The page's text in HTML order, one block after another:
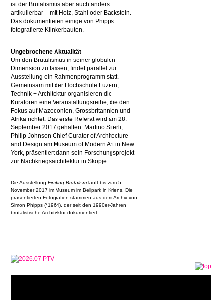
ist der Brutalismus aber auch anders
artikulierbar – mit Holz, Stahl oder Backstein.
Das dokumentieren einige von Phipps
fotografierte Klinkerbauten.
Ungebrochene Aktualität
Um den Brutalismus in seiner globalen
Dimension zu fassen, findet parallel zur
Ausstellung ein Rahmenprogramm statt.
Gemeinsam mit der Hochschule Luzern,
Technik + Architektur organisieren die
Kuratoren eine Veranstaltungsreihe, die den
Fokus auf Mazedonien, Grossbritannien und
Afrika richtet. Das erste Referat wird am 28.
September 2017 gehalten: Martino Stierli,
Philip Johnson Chief Curator of Architecture
and Design am Museum of Modern Art in New
York, präsentiert dann sein Forschungsprojekt
zur Nachkriegsarchitektur in Skopje.
Die Ausstellung Finding Brutalismläuft bis zum 5.
November 2017 im Museum im Bellpark in Kriens. Die
präsentierten Fotografien stammen aus dem Archiv von
Simon Phipps (*1964), der seit den 1990er-Jahren
brutalistische Architektur dokumentiert.